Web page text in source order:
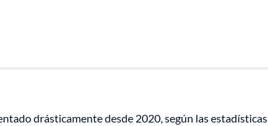
drásticamente desde 2020, según las estadísticas